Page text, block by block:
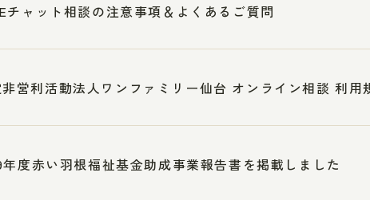
チャット相談の注意事項＆よくあるご質問
営利活動法人ワンファミリー仙台 オンライン相談 利用
年度赤い羽根福祉基金助成事業報告書を掲載しました